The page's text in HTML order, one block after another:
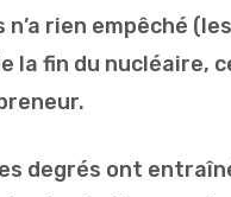
rien empêché
la fin du
degrés ont